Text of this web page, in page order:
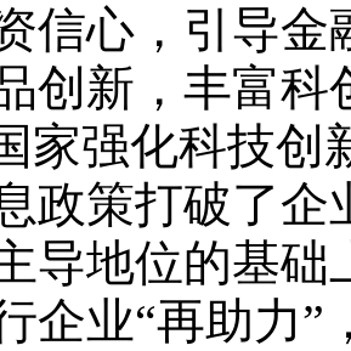
信心，引导
创新，丰富科
家强化科技创
政策打破了
导地位的基
企业“再助力